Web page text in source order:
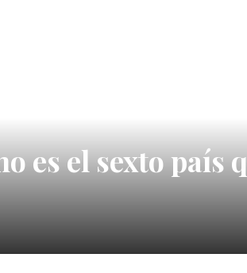
es el sexto país